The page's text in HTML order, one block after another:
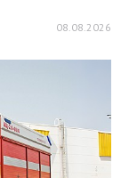
08.08.2026